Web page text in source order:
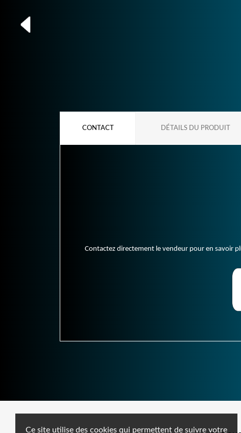
Ce site utilise des cookies qui permettent de suivre votre
CONTACT DÉTAILS DU PRODUIT
Contactez directement le vendeur pour en savoir